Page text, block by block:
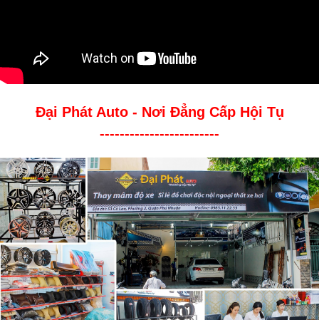
Đại Phát Auto - Nơi Đẳng Cấp Hội Tụ
------------------------